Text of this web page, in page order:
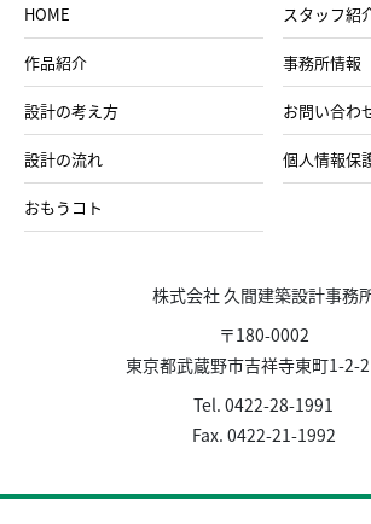
HOME
作品紹介
設計の考え方
設計の流れ
おもうコト
スタッフ紹
事務所情報
お問い合わ
個人情報保
株式会社 久間建築設計事務
〒180-0002
東京都武蔵野市吉祥寺東町1-2-
Tel. 0422-28-1991
Fax. 0422-21-1992